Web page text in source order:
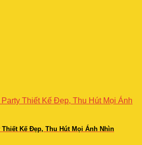
Thiết Kế Đẹp, Thu Hút Mọi Ánh Nhìn